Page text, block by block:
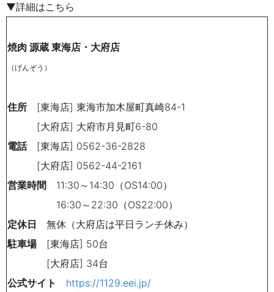
▼詳細はこちら
焼肉 源蔵 東海店・大府店
（げんぞう）
住所 [東海店] 東海市加木屋町真崎84-1
[大府店] 大府市月見町6-80
電話[東海店] 0562-36-2828
[大府店] 0562-44-2161
営業時間 11:30～14:30（OS14:00）
16:30～22:30（OS22:00）
定休日 無休（大府店は平日ランチ休み）
駐車場[東海店] 50台
[大府店] 34台
公式サイト https://1129.eei.jp/